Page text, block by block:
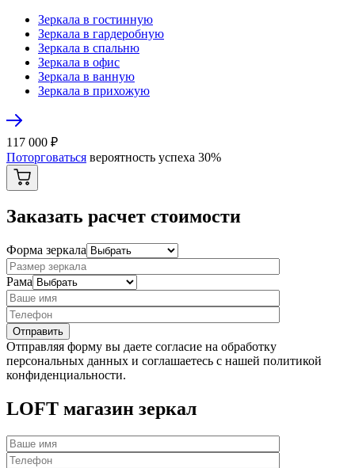
Зеркала в гостинную
Зеркала в гардеробную
Зеркала в спальню
Зеркала в офис
Зеркала в ванную
Зеркала в прихожую
117 000 ₽
Поторговаться вероятность успеха 30%
Заказать расчет стоимости
Форма зеркала
Рама
Отправляя форму вы даете согласие на обработку
персональных данных и соглашаетесь с нашей политикой
конфиденциальности.
LOFT магазин зеркал